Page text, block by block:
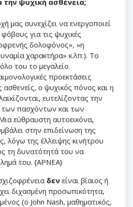
την ψυχική ασθένεια;
μας συνεχίζει να ενεργοποιεί
για τις ψυχικές
δολοφόνος», «η
χαρακτήρα» κ.λπ.). Το
του το μεγαλείο.
προεκτάσεις
ο ψυχικός πόνος και η
ευτελίζοντας την
των πασχόντων και των
εύθραυστη αυτοεικόνα,
στην επιδείνωση της
λόγω της έλλειψης κινήτρου
τη δυνατότητά του να
του. {APNEA}
δεν είναι βίαιος ή
διχασμένη προσωπικότητα,
(o John Nash, μαθηματικός,